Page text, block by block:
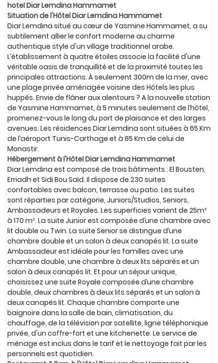
hotel Diar Lemdina Hammamet
Situation de l'Hôtel Diar Lemdina Hammamet
Diar Lemdina situé au cœur de Yasmine Hammamet, a su
subtilement allier le confort moderne au charme
authentique style d'un village traditionnel arabe.
L’établissement à quatre étoiles associe la facilité d'une
véritable oasis de tranquillité et de la proximité toutes les
principales attractions. À seulement 300m de la mer, avec
une plage privée aménagée voisine des Hôtels les plus
huppés. Envie de flâner aux alentours ? A la nouvelle station
de Yasmine Hammamet, à 5 minutes seulement de l’hôtel,
promenez-vous le long du port de plaisance et des larges
avenues. Les résidences Diar Lemdina sont situées à 65 Km
de l’aéroport Tunis-Carthage et à 85 Km de celui de
Monastir.
Hébergement à l'Hôtel Diar Lemdina Hammamet
Diar Lemdina est composé de trois bâtiments : El Bousten,
Erriadh et Sidi Bou Saïd. Il dispose de 230 suites
confortables avec balcon, terrasse ou patio. Les suites
sont réparties par catégorie, Juniors/Studios, Seniors,
Ambassadeurs et Royales. Les superficies varient de 25m²
à 170 m². La suite Junior est composée d’une chambre avec
lit double ou Twin. La suite Senior se distingue d’une
chambre double et un salon à deux canapés lit. La suite
Ambassadeur est idéale pour les familles avec une
chambre double, une chambre à deux lits séparés et un
salon à deux canapés lit. Et pour un séjour unique,
choisissez une suite Royale composée d’une chambre
double, deux chambres à deux lits séparés et un salon à
deux canapés lit. Chaque chambre comporte une
baignoire dans la salle de bain, climatisation, du
chauffage, de la télévision par satellite, ligne téléphonique
privée, d'un coffre-fort et une kitchenette. Le service de
ménage est inclus dans le tarif et le nettoyage fait par les
personnels est quotidien.